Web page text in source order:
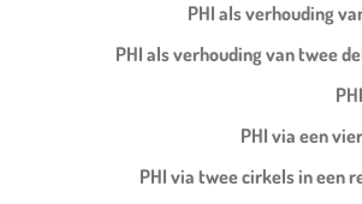
PHI als verhouding
PHI als verhouding van twee
PHI via een
PHI via twee cirkels in een